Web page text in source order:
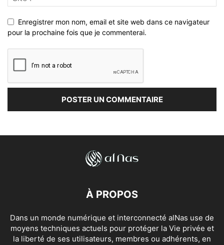
Enregistrer mon nom, email et site web dans ce navigateur
pour la prochaine fois que je commenterai.
À PROPOS
Dans un monde numérique et interconnecté alNas use de
moyens techniques actuels pour protéger la Vie privée et
la liberté de ses utilisateurs, membres ou adhérents, en